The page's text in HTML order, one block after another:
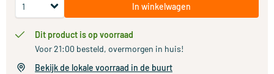
In winkelwagen
Dit product is op voorraad
Voor 21:00 besteld, overmorgen in huis!
Bekijk de lokale voorraad in de buurt